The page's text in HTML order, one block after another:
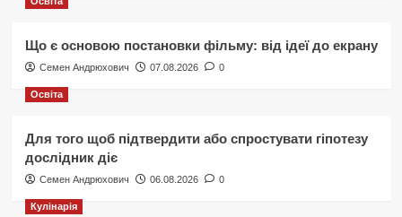
Що є основою постановки фільму: від ідеї до екрану
Семен Андрюхович 07.08.2026 0
Освіта
Для того щоб підтвердити або спростувати гіпотезу
дослідник діє
Семен Андрюхович 06.08.2026 0
Кулінарія